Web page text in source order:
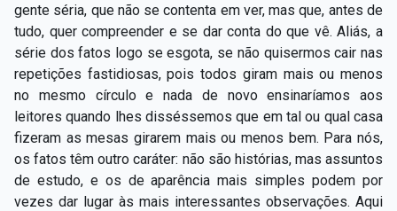
gente séria, que não se contenta em ver, mas que, antes de
tudo, quer compreender e se dar conta do que vê. Aliás, a
série dos fatos logo se esgota, se não quisermos cair nas
repetições fastidiosas, pois todos giram mais ou menos
no mesmo círculo e nada de novo ensinaríamos aos
leitores quando lhes disséssemos que em tal ou qual casa
fizeram as mesas girarem mais ou menos bem. Para nós,
os fatos têm outro caráter: não são histórias, mas assuntos
de estudo, e os de aparência mais simples podem por
vezes dar lugar às mais interessantes observações. Aqui